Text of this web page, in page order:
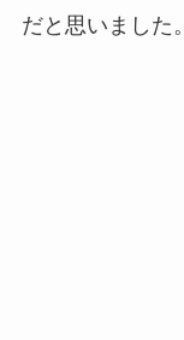
だと思いました。